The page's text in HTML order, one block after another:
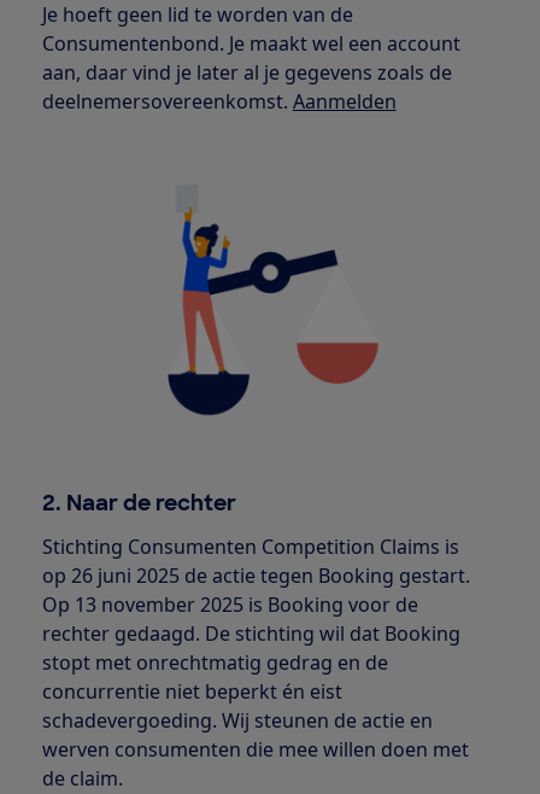
Je hoeft geen lid te worden van de
Consumentenbond. Je maakt wel een account
aan, daar vind je later al je gegevens zoals de
deelnemersovereenkomst. Aanmelden
2. Naar de rechter
Stichting Consumenten Competition Claims is
op 26 juni 2025 de actie tegen Booking gestart.
Op 13 november 2025 is Booking voor de
rechter gedaagd. De stichting wil dat Booking
stopt met onrechtmatig gedrag en de
concurrentie niet beperkt én eist
schadevergoeding. Wij steunen de actie en
werven consumenten die mee willen doen met
de claim.